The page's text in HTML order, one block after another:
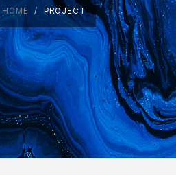
HOME PROJECT